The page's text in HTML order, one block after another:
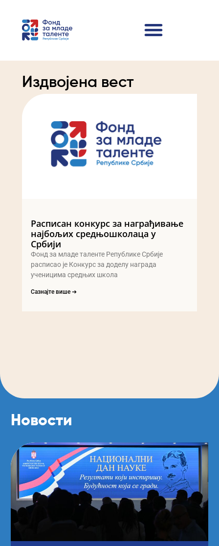
Издвојена вест
Расписан конкурс за награђивање
најбољих средњошколаца у
Србији
Фонд за младе таленте Републике Србије
расписао је Конкурс за доделу награда
ученицима средњих школа
Сазнајте више ➔
Новости